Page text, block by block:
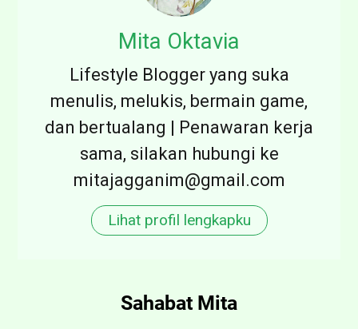
Mita Oktavia
Lifestyle Blogger yang suka
menulis, melukis, bermain game,
dan bertualang | Penawaran kerja
sama, silakan hubungi ke
mitajagganim@gmail.com
Lihat profil lengkapku
Sahabat Mita